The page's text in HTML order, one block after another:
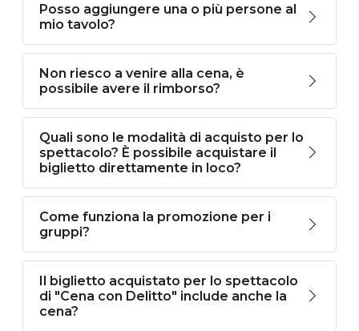
Posso aggiungere una o più persone al
mio tavolo?
Non riesco a venire alla cena, è
possibile avere il rimborso?
Quali sono le modalità di acquisto per lo
spettacolo? È possibile acquistare il
biglietto direttamente in loco?
Come funziona la promozione per i
gruppi?
Il biglietto acquistato per lo spettacolo
di "Cena con Delitto" include anche la
cena?